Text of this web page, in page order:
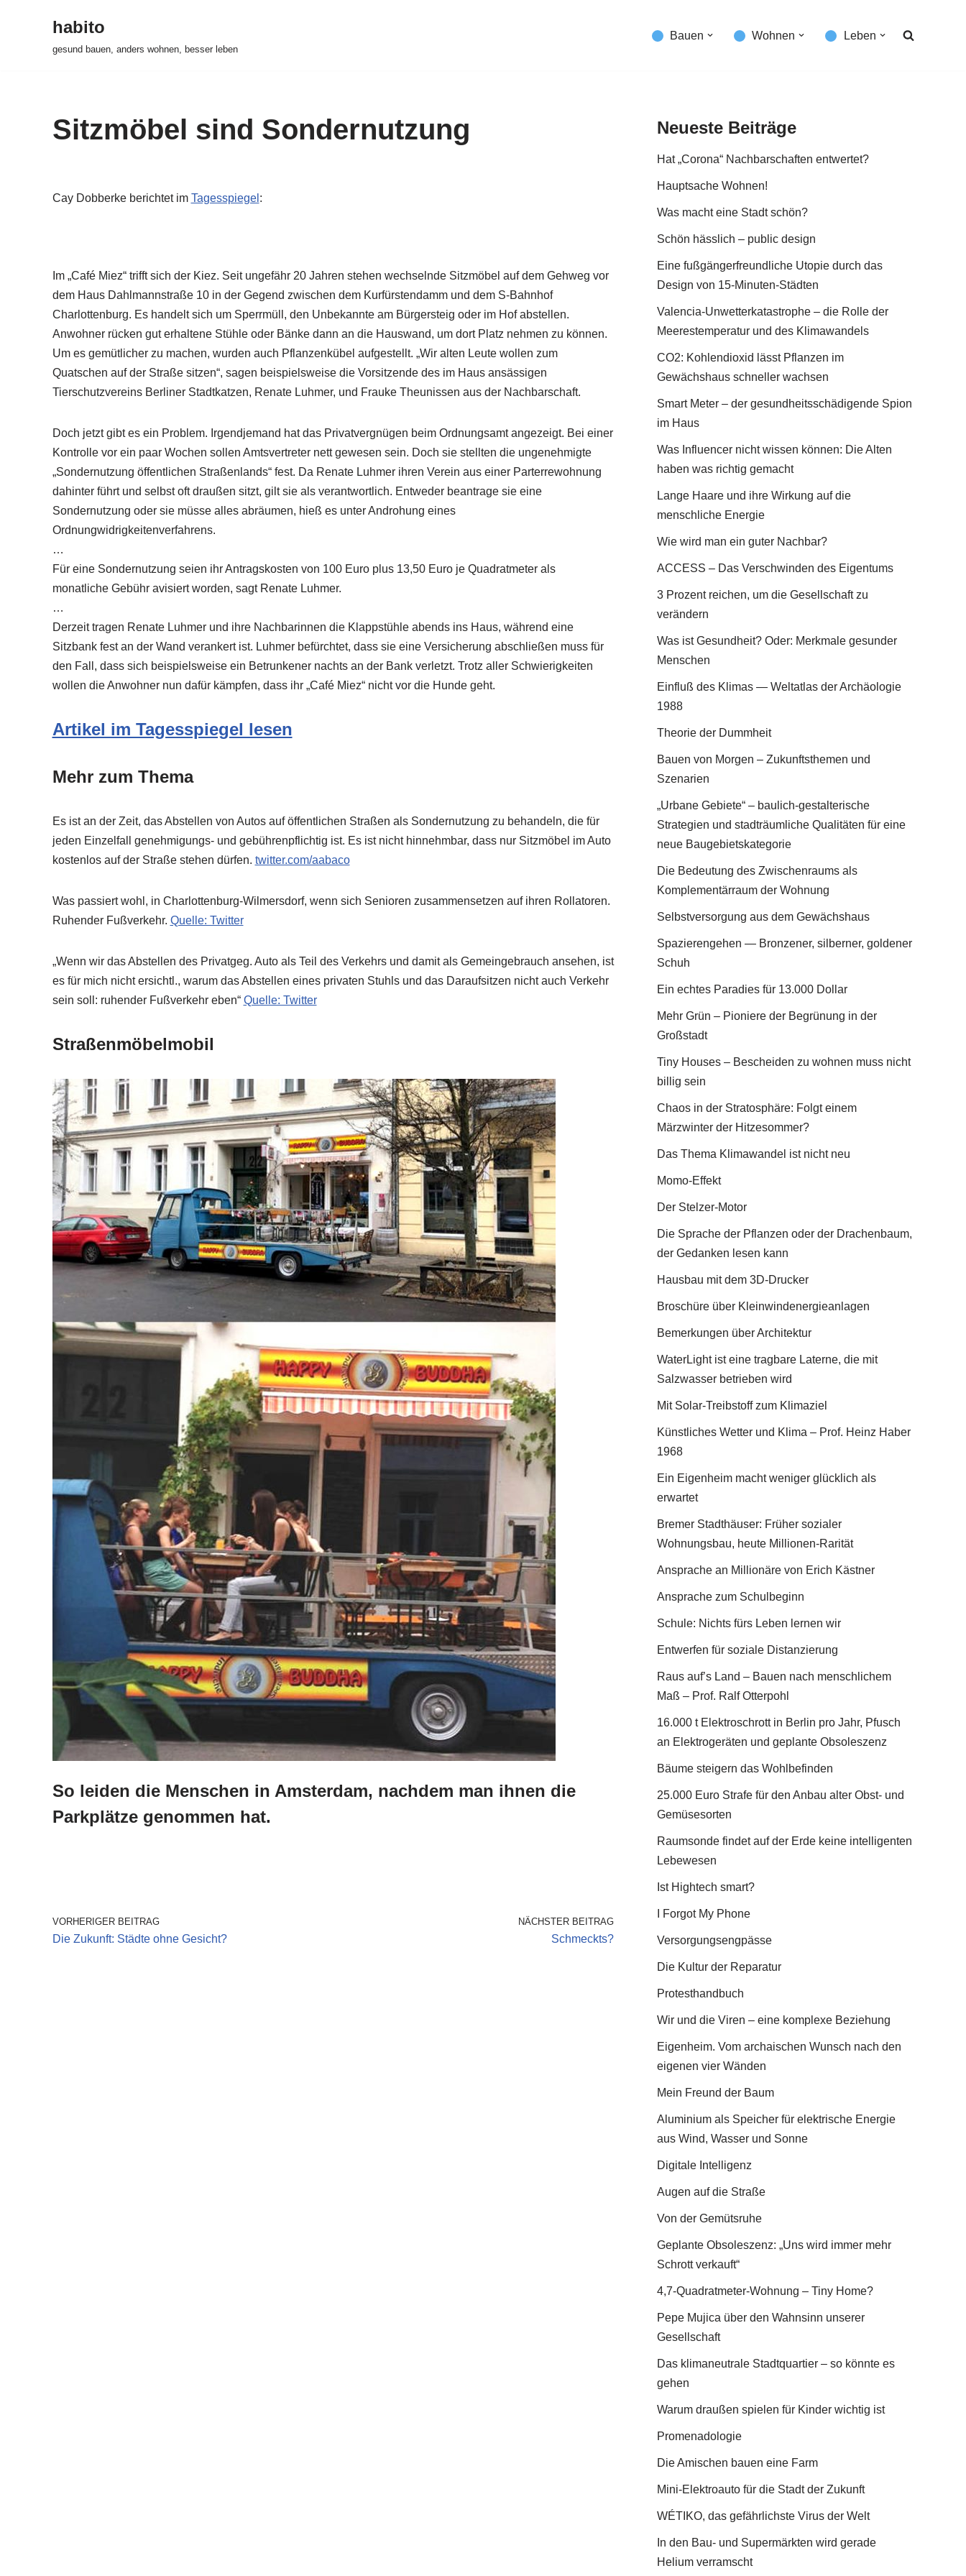
habito
gesund bauen, anders wohnen, besser leben
Bauen Wohnen Leben
Sitzmöbel sind Sondernutzung
Cay Dobberke berichtet im Tagesspiegel :
Im „Café Miez“ trifft sich der Kiez. Seit ungefähr 20 Jahren stehen wechselnde Sitzmöbel auf dem Gehweg vor
dem Haus Dahlmannstraße 10 in der Gegend zwischen dem Kurfürstendamm und dem S-Bahnhof
Charlottenburg. Es handelt sich um Sperrmüll, den Unbekannte am Bürgersteig oder im Hof abstellen.
Anwohner rücken gut erhaltene Stühle oder Bänke dann an die Hauswand, um dort Platz nehmen zu können.
Um es gemütlicher zu machen, wurden auch Pflanzenkübel aufgestellt. „Wir alten Leute wollen zum
Quatschen auf der Straße sitzen“, sagen beispielsweise die Vorsitzende des im Haus ansässigen
Tierschutzvereins Berliner Stadtkatzen, Renate Luhmer, und Frauke Theunissen aus der Nachbarschaft.
Doch jetzt gibt es ein Problem. Irgendjemand hat das Privatvergnügen beim Ordnungsamt angezeigt. Bei einer
Kontrolle vor ein paar Wochen sollen Amtsvertreter nett gewesen sein. Doch sie stellten die ungenehmigte
„Sondernutzung öffentlichen Straßenlands“ fest. Da Renate Luhmer ihren Verein aus einer Parterrewohnung
dahinter führt und selbst oft draußen sitzt, gilt sie als verantwortlich. Entweder beantrage sie eine
Sondernutzung oder sie müsse alles abräumen, hieß es unter Androhung eines
Ordnungwidrigkeitenverfahrens.
…
Für eine Sondernutzung seien ihr Antragskosten von 100 Euro plus 13,50 Euro je Quadratmeter als
monatliche Gebühr avisiert worden, sagt Renate Luhmer.
…
Derzeit tragen Renate Luhmer und ihre Nachbarinnen die Klappstühle abends ins Haus, während eine
Sitzbank fest an der Wand verankert ist. Luhmer befürchtet, dass sie eine Versicherung abschließen muss für
den Fall, dass sich beispielsweise ein Betrunkener nachts an der Bank verletzt. Trotz aller Schwierigkeiten
wollen die Anwohner nun dafür kämpfen, dass ihr „Café Miez“ nicht vor die Hunde geht.
Artikel im Tagesspiegel lesen
Mehr zum Thema
Es ist an der Zeit, das Abstellen von Autos auf öffentlichen Straßen als Sondernutzung zu behandeln, die für
jeden Einzelfall genehmigungs- und gebührenpflichtig ist. Es ist nicht hinnehmbar, dass nur Sitzmöbel im Auto
kostenlos auf der Straße stehen dürfen. twitter.com/aabaco
Was passiert wohl, in Charlottenburg-Wilmersdorf, wenn sich Senioren zusammensetzen auf ihren Rollatoren.
Ruhender Fußverkehr. Quelle: Twitter
„Wenn wir das Abstellen des Privatgeg. Auto als Teil des Verkehrs und damit als Gemeingebrauch ansehen, ist
es für mich nicht ersichtl., warum das Abstellen eines privaten Stuhls und das Daraufsitzen nicht auch Verkehr
sein soll: ruhender Fußverkehr eben“ Quelle: Twitter
Straßenmöbelmobil
So leiden die Menschen in Amsterdam, nachdem man ihnen die
Parkplätze genommen hat.
VORHERIGER BEITRAG
Die Zukunft: Städte ohne Gesicht?
NÄCHSTER BEITRAG
Schmeckts?
Neueste Beiträge
Hat „Corona“ Nachbarschaften entwertet?
Hauptsache Wohnen!
Was macht eine Stadt schön?
Schön hässlich – public design
Eine fußgängerfreundliche Utopie durch das
Design von 15-Minuten-Städten
Valencia-Unwetterkatastrophe – die Rolle der
Meerestemperatur und des Klimawandels
CO2: Kohlendioxid lässt Pflanzen im
Gewächshaus schneller wachsen
Smart Meter – der gesundheitsschädigende Spion
im Haus
Was Influencer nicht wissen können: Die Alten
haben was richtig gemacht
Lange Haare und ihre Wirkung auf die
menschliche Energie
Wie wird man ein guter Nachbar?
ACCESS – Das Verschwinden des Eigentums
3 Prozent reichen, um die Gesellschaft zu
verändern
Was ist Gesundheit? Oder: Merkmale gesunder
Menschen
Einfluß des Klimas — Weltatlas der Archäologie
1988
Theorie der Dummheit
Bauen von Morgen – Zukunftsthemen und
Szenarien
„Urbane Gebiete“ – baulich-gestalterische
Strategien und stadträumliche Qualitäten für eine
neue Baugebietskategorie
Die Bedeutung des Zwischenraums als
Komplementärraum der Wohnung
Selbstversorgung aus dem Gewächshaus
Spazierengehen — Bronzener, silberner, goldener
Schuh
Ein echtes Paradies für 13.000 Dollar
Mehr Grün – Pioniere der Begrünung in der
Großstadt
Tiny Houses – Bescheiden zu wohnen muss nicht
billig sein
Chaos in der Stratosphäre: Folgt einem
Märzwinter der Hitzesommer?
Das Thema Klimawandel ist nicht neu
Momo-Effekt
Der Stelzer-Motor
Die Sprache der Pflanzen oder der Drachenbaum,
der Gedanken lesen kann
Hausbau mit dem 3D-Drucker
Broschüre über Kleinwindenergieanlagen
Bemerkungen über Architektur
WaterLight ist eine tragbare Laterne, die mit
Salzwasser betrieben wird
Mit Solar-Treibstoff zum Klimaziel
Künstliches Wetter und Klima – Prof. Heinz Haber
1968
Ein Eigenheim macht weniger glücklich als
erwartet
Bremer Stadthäuser: Früher sozialer
Wohnungsbau, heute Millionen-Rarität
Ansprache an Millionäre von Erich Kästner
Ansprache zum Schulbeginn
Schule: Nichts fürs Leben lernen wir
Entwerfen für soziale Distanzierung
Raus auf’s Land – Bauen nach menschlichem
Maß – Prof. Ralf Otterpohl
16.000 t Elektroschrott in Berlin pro Jahr, Pfusch
an Elektrogeräten und geplante Obsoleszenz
Bäume steigern das Wohlbefinden
25.000 Euro Strafe für den Anbau alter Obst- und
Gemüsesorten
Raumsonde findet auf der Erde keine intelligenten
Lebewesen
Ist Hightech smart?
I Forgot My Phone
Versorgungsengpässe
Die Kultur der Reparatur
Protesthandbuch
Wir und die Viren – eine komplexe Beziehung
Eigenheim. Vom archaischen Wunsch nach den
eigenen vier Wänden
Mein Freund der Baum
Aluminium als Speicher für elektrische Energie
aus Wind, Wasser und Sonne
Digitale Intelligenz
Augen auf die Straße
Von der Gemütsruhe
Geplante Obsoleszenz: „Uns wird immer mehr
Schrott verkauft“
4,7-Quadratmeter-Wohnung – Tiny Home?
Pepe Mujica über den Wahnsinn unserer
Gesellschaft
Das klimaneutrale Stadtquartier – so könnte es
gehen
Warum draußen spielen für Kinder wichtig ist
Promenadologie
Die Amischen bauen eine Farm
Mini-Elektroauto für die Stadt der Zukunft
WÉTIKO, das gefährlichste Virus der Welt
In den Bau- und Supermärkten wird gerade
Helium verramscht